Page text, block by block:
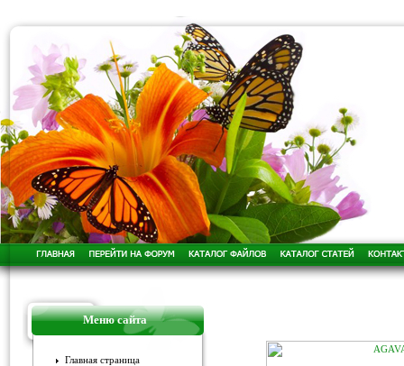
Меню сайта
Главная страница